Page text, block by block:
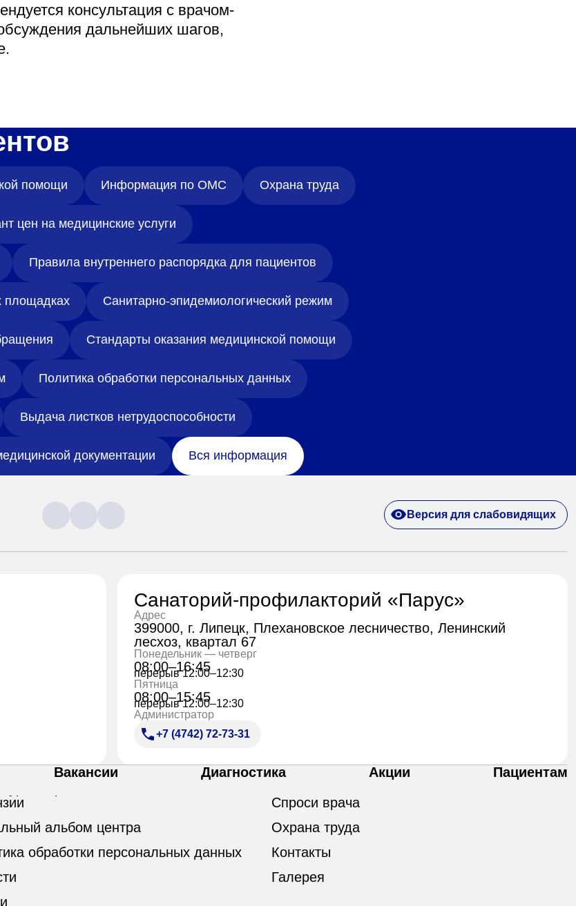
консультация с врачом-
дальнейших шагов,
помощи Информация по ОМС Охрана труда
цен на медицинские услуги
Правила внутреннего распорядка для пациентов
площадках Санитарно-эпидемиологический режим
Стандарты оказания медицинской помощи
Политика обработки персональных данных
Выдача листков нетрудоспособности
документации Вся информация
Версия для слабовидящих
Санаторий-профилакторий «Парус»
Адрес
399000, г. Липецк, Плехановское лесничество, Ленинский
лесхоз, квартал 67
Понедельник — четверг
08:00–16:45
перерыв 12:00–12:30
Пятница
08:00–15:45
перерыв 12:00–12:30
Администратор
+7 (4742) 72-73-31
Вакансии Диагностика Акции
Пациентам
альбом центра
обработки персональных данных
Спроси врача
Охрана труда
Контакты
Галерея